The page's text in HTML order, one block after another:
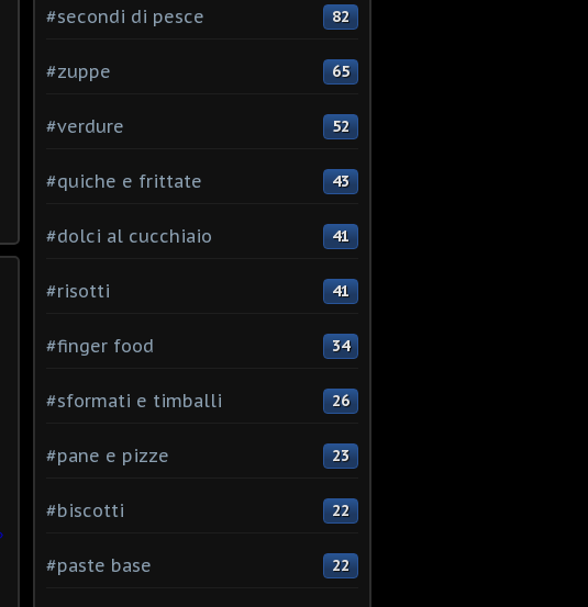
#secondi di pesce 82
#zuppe 65
#verdure 52
#quiche e frittate 43
#dolci al cucchiaio 41
#risotti 41
#finger food 34
#sformati e timballi 26
#pane e pizze 23
#biscotti 22
#paste base 22